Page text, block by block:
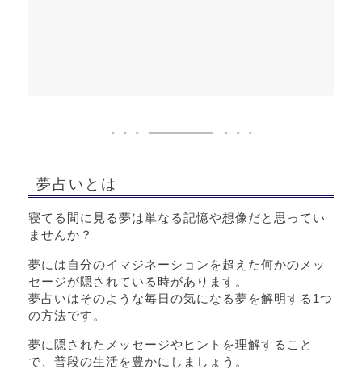
夢占いとは
寝てる間に見る夢は単なる記憶や想像だと思ってい
ませんか？
夢には自分のイマジネーションを超えた何かのメッ
セージが隠されている時があります。
夢占いはそのような毎日の気になる夢を解明する1つ
の方法です。
夢に隠されたメッセージやヒントを理解すること
で、普段の生活を豊かにしましょう。